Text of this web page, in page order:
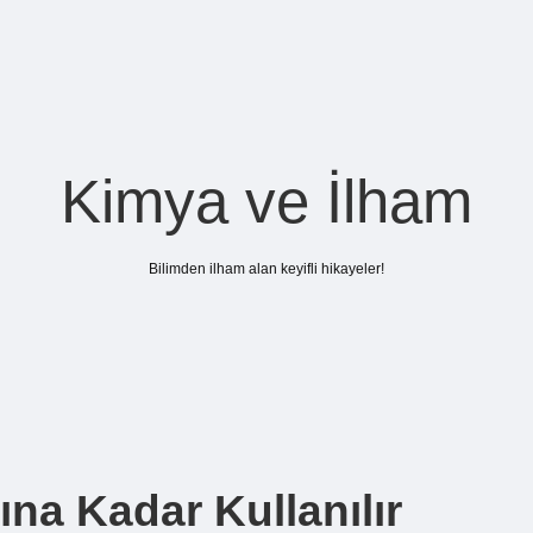
Kimya ve İlham
Bilimden ilham alan keyifli hikayeler!
Kadar Kullanılır